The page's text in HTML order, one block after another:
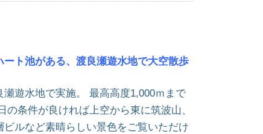
ート池がある、渡良瀬遊水地で大空散歩
瀬遊水地で実施。 最高高度1,000ｍまで
条件が良ければ上空から東に筑波山、
ルなど素晴らしい景色をご覧いただけ